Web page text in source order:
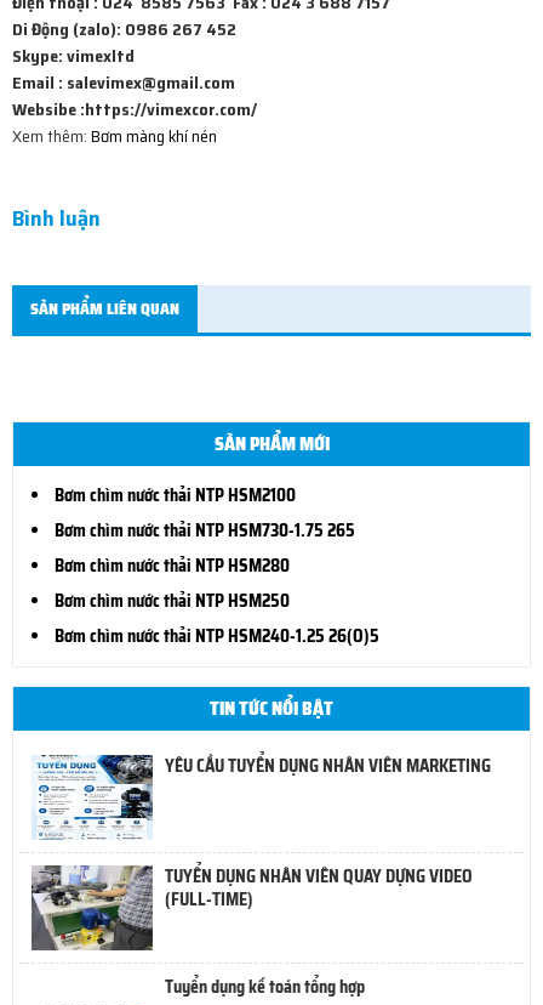
Di Động (zalo): 0986 267 452
Skype: vimexltd
Email : salevimex@gmail.com
Websibe :https://vimexcor.com/
Xem thêm:Bơm màng khí nén
Bình luận
SẢN PHẨM LIÊN QUAN
SẢN PHẨM MỚI
Bơm chìm nước thải NTP HSM2100
Bơm chìm nước thải NTP HSM730-1.75 265
Bơm chìm nước thải NTP HSM280
Bơm chìm nước thải NTP HSM250
Bơm chìm nước thải NTP HSM240-1.25 26(O)5
TIN TỨC NỔI BẬT
YÊU CẦU TUYỂN DỤNG NHÂN VIÊN MARKETING
TUYỂN DỤNG NHÂN VIÊN QUAY DỰNG VIDEO
(FULL-TIME)
Tuyển dụng kế toán tổng hợp